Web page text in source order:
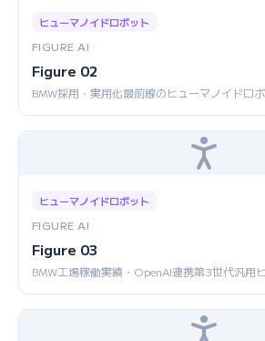
ヒューマノイドロボット
FIGURE AI
Figure 02
BMW採用・実用化最前線のヒューマノイドロ
ヒューマノイドロボット
FIGURE AI
Figure 03
BMW工場稼働実績・OpenAI連携第3世代汎用